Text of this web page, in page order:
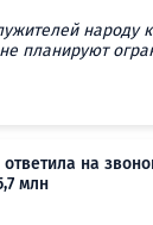
народу
планируют
на
млн